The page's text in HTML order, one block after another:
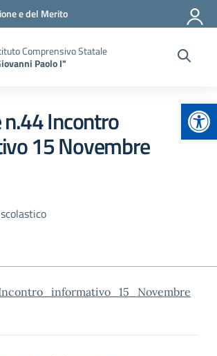
e del Merito
Comprensivo Statale
Paolo I"
n.44 Incontro
15 Novembre